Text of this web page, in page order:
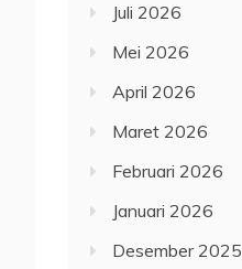
Juli 2026
Mei 2026
April 2026
Maret 2026
Februari 2026
Januari 2026
Desember 2025